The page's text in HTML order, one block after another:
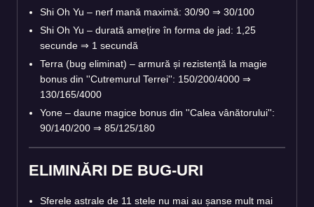
Shi Oh Yu – nerf mană maximă: 30/90 ⇒ 30/100
Shi Oh Yu – durată amețire în forma de jad: 1,25
secunde ⇒ 1 secundă
Terra (bug eliminat) – armură și rezistență la magie
bonus din ''Cutremurul Terrei'': 150/200/4000 ⇒
130/165/4000
Yone – daune magice bonus din ''Calea vânătorului'':
90/140/200 ⇒ 85/125/180
ELIMINĂRI DE BUG-URI
Sferele astrale de 11 stele nu mai au șanse mult mai